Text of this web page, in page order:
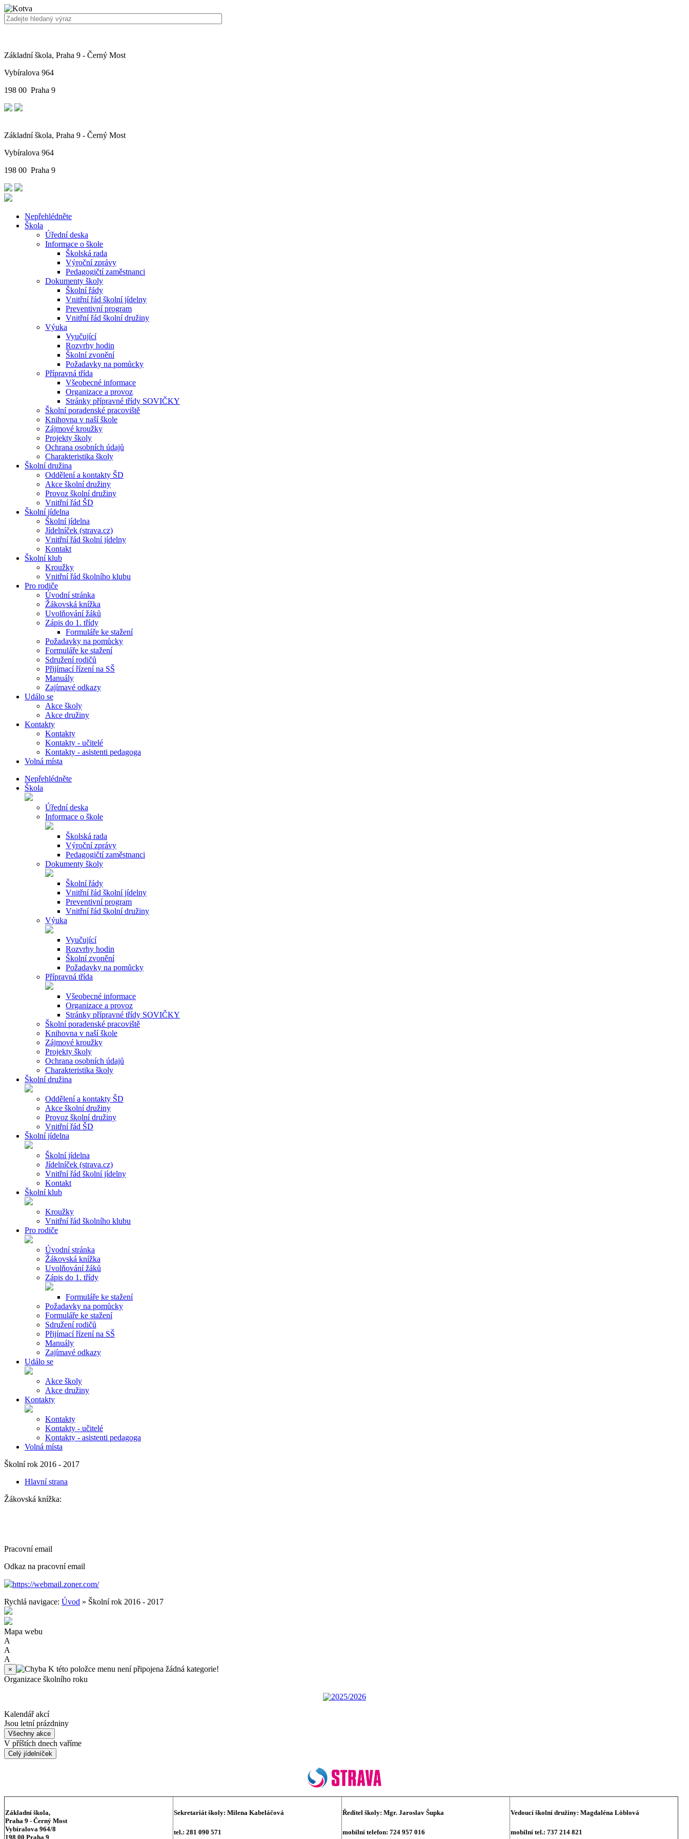
Základní škola, Praha 9 - Černý Most
Vybíralova 964
198 00 Praha 9
Základní škola, Praha 9 - Černý Most
Vybíralova 964
198 00 Praha 9
Nepřehlédněte
Škola
Úřední deska
Informace o škole
Školská rada
Výroční zprávy
Pedagogičtí zaměstnanci
Dokumenty školy
Školní řády
Vnitřní řád školní jídelny
Preventivní program
Vnitřní řád školní družiny
Výuka
Vyučující
Rozvrhy hodin
Školní zvonění
Požadavky na pomůcky
Přípravná třída
Všeobecné informace
Organizace a provoz
Stránky přípravné třídy SOVIČKY
Školní poradenské pracoviště
Knihovna v naší škole
Zájmové kroužky
Projekty školy
Ochrana osobních údajů
Charakteristika školy
Školní družina
Oddělení a kontakty ŠD
Akce školní družiny
Provoz školní družiny
Vnitřní řád ŠD
Školní jídelna
Školní jídelna
Jídelníček (strava.cz)
Vnitřní řád školní jídelny
Kontakt
Školní klub
Kroužky
Vnitřní řád školního klubu
Pro rodiče
Úvodní stránka
Žákovská knížka
Uvolňování žáků
Zápis do 1. třídy
Formuláře ke stažení
Požadavky na pomůcky
Formuláře ke stažení
Sdružení rodičů
Přijímací řízení na SŠ
Manuály
Zajímavé odkazy
Událo se
Akce školy
Akce družiny
Kontakty
Kontakty
Kontakty - učitelé
Kontakty - asistenti pedagoga
Volná místa
Nepřehlédněte
Škola
Úřední deska
Informace o škole
Školská rada
Výroční zprávy
Pedagogičtí zaměstnanci
Dokumenty školy
Školní řády
Vnitřní řád školní jídelny
Preventivní program
Vnitřní řád školní družiny
Výuka
Vyučující
Rozvrhy hodin
Školní zvonění
Požadavky na pomůcky
Přípravná třída
Všeobecné informace
Organizace a provoz
Stránky přípravné třídy SOVIČKY
Školní poradenské pracoviště
Knihovna v naší škole
Zájmové kroužky
Projekty školy
Ochrana osobních údajů
Charakteristika školy
Školní družina
Oddělení a kontakty ŠD
Akce školní družiny
Provoz školní družiny
Vnitřní řád ŠD
Školní jídelna
Školní jídelna
Jídelníček (strava.cz)
Vnitřní řád školní jídelny
Kontakt
Školní klub
Kroužky
Vnitřní řád školního klubu
Pro rodiče
Úvodní stránka
Žákovská knížka
Uvolňování žáků
Zápis do 1. třídy
Formuláře ke stažení
Požadavky na pomůcky
Formuláře ke stažení
Sdružení rodičů
Přijímací řízení na SŠ
Manuály
Zajímavé odkazy
Událo se
Akce školy
Akce družiny
Kontakty
Kontakty
Kontakty - učitelé
Kontakty - asistenti pedagoga
Volná místa
Školní rok 2016 - 2017
Hlavní strana
Žákovská knížka:
Pracovní email
Odkaz na pracovní email
https://webmail.zoner.com/
Rychlá navigace: Úvod » Školní rok 2016 - 2017
Mapa webu
A
A
A
×
K této položce menu není připojena žádná kategorie!
Organizace školního roku
2025/2026
Kalendář akcí
Jsou letní prázdniny
Všechny akce
V příštích dnech vaříme
Celý jídelníček
Základní škola,
Praha 9 - Černý Most
Vybíralova 964/8
198 00 Praha 9
Sekretariát školy: Milena Kabeláčová
tel.: 281 090 571
Ředitel školy: Mgr. Jaroslav Šupka
mobilní telefon: 724 957 016
Vedoucí školní družiny: Magdaléna Löblová
mobilní tel.: 737 214 821